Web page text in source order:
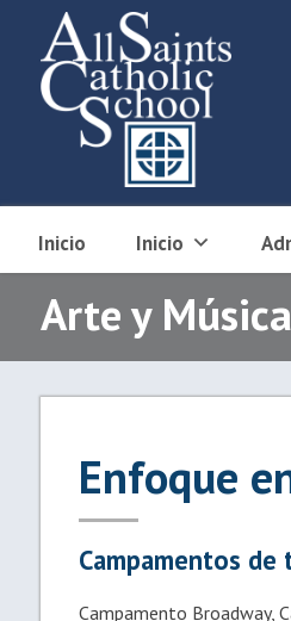
content
Inicio Inicio
Arte y Música
Enfoque
Campamentos
Campamento Broadway,